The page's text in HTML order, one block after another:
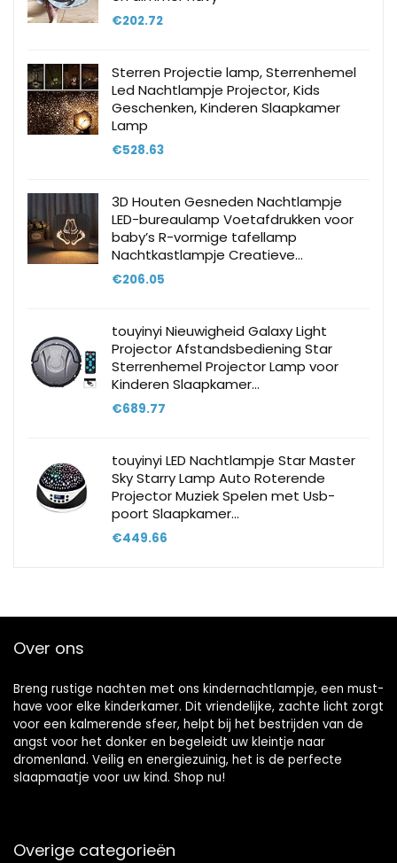
€202.72
Sterren Projectie lamp, Sterrenhemel
Led Nachtlampje Projector, Kids
Geschenken, Kinderen Slaapkamer
Lamp
€528.63
3D Houten Gesneden Nachtlampje
LED-bureaulamp Voetafdrukken voor
baby’s R-vormige tafellamp
Nachtkastlampje Creatieve…
€206.05
touyinyi Nieuwigheid Galaxy Light
Projector Afstandsbediening Star
Sterrenhemel Projector Lamp voor
Kinderen Slaapkamer…
€689.77
touyinyi LED Nachtlampje Star Master
Sky Starry Lamp Auto Roterende
Projector Muziek Spelen met Usb-
poort Slaapkamer…
€449.66
Over ons
Breng rustige nachten met ons kindernachtlampje, een must-
have voor elke kinderkamer. Dit vriendelijke, zachte licht zorgt
voor een kalmerende sfeer, helpt bij het bestrijden van de
angst voor het donker en begeleidt uw kleintje naar
dromenland. Veilig en energiezuinig, het is de perfecte
slaapmaatje voor uw kind. Shop nu!
Overige categorieën